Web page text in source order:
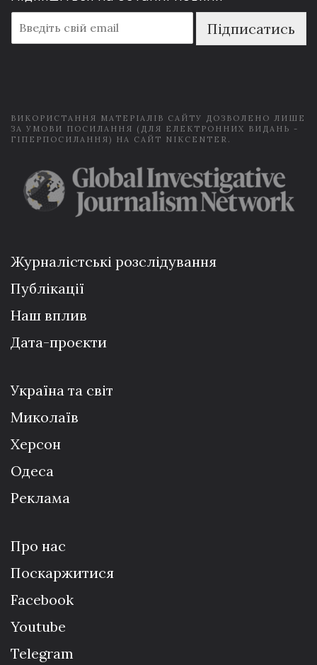
m
a
Підписатись
ВИКОРИСТАННЯ МАТЕРІАЛІВ САЙТУ ДОЗВОЛЕНО ЛИШЕ
ЗА УМОВИ ПОСИЛАННЯ (ДЛЯ ЕЛЕКТРОННИХ ВИДАНЬ -
ГІПЕРПОСИЛАННЯ) НА САЙТ NIKCENTER.
Журналістські розслідування
Публікації
Наш вплив
Дата-проєкти
Україна та світ
Миколаїв
Херсон
Одеса
Реклама
Про нас
Поскаржитися
Facebook
Youtube
Telegram